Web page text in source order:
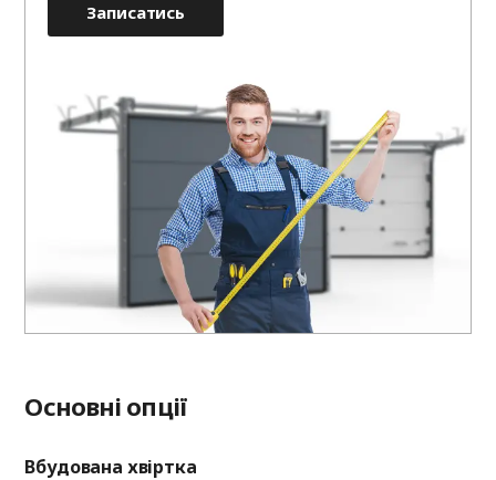
Записатись
Основні опції
Вбудована хвіртка